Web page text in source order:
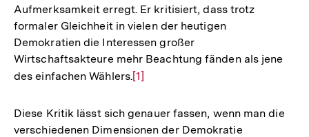
Aufmerksamkeit erregt. Er kritisiert, dass trotz
formaler Gleichheit in vielen der heutigen
Demokratien die Interessen großer
Wirtschaftsakteure mehr Beachtung fänden als jene
des einfachen Wählers.Zur
der
Fußnote
[1]
Diese Kritik lässt sich genauer fassen, wenn man die
verschiedenen Dimensionen der Demokratie